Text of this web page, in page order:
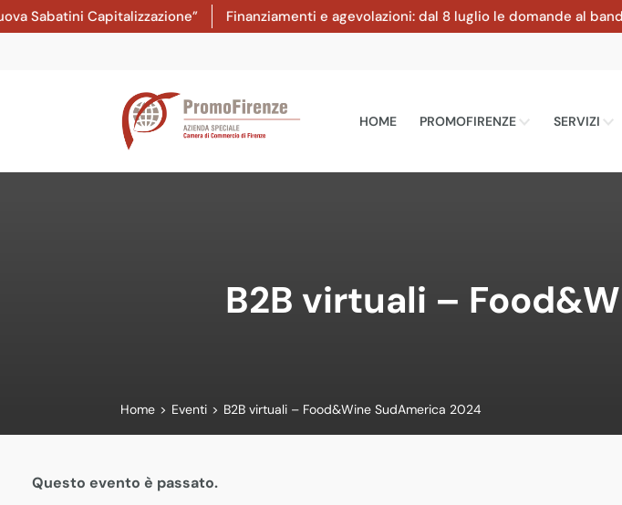
Capitalizzazione” Finanziamenti e agevolazioni: dal 8 luglio le domande al bando
HOME PROMOFIRENZE SERVIZI
B2B virtuali –
Home > Eventi > B2B virtuali – Food&Wine SudAmerica 2024
Questo evento è passato.